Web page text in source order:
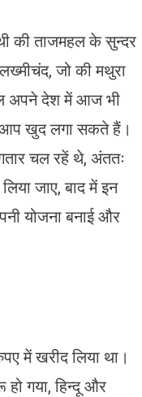
की ताजमहल के सुन्दर
जो की मथुरा
अपने देश में आज भी
आप खुद लगा सकते हैं।
चल रहें थे, अंततः
जाए, बाद में इन
योजना बनाई और
में खरीद लिया था।
गया, हिन्दू और